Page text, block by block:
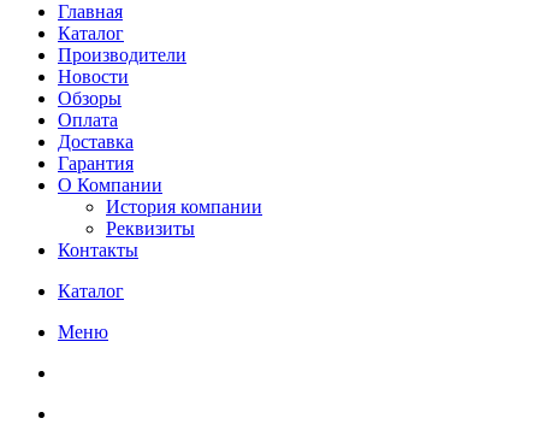
Главная
Каталог
Производители
Новости
Обзоры
Оплата
Доставка
Гарантия
О Компании
История компании
Реквизиты
Контакты
Каталог
Меню